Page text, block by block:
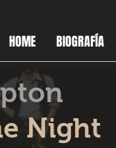
HOME BIOGRAFÍA
Night